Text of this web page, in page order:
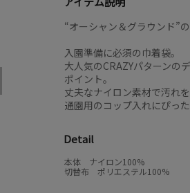
“オーシャン＆グラウンド”
入園準備に必須の巾着袋。
大人気のCRAZYパターンの
ポイント。
丈夫なナイロン素材で汚れ
通園用のコップ入れにぴっ
Detail
本体 ナイロン100%
切替布 ポリエステル100%